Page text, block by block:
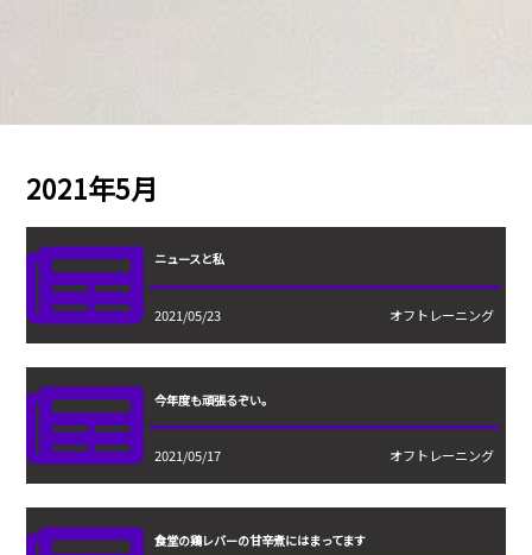
2021年5月
ニュースと私
2021/05/23 オフトレーニング
今年度も頑張るぞい。
2021/05/17 オフトレーニング
食堂の鶏レバーの甘辛煮にはまってます